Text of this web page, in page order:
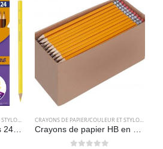
CRAYONS DE PAPIER/COULEUR ET STYLOS, FOURNITURES SCOLAIRES
Crayon de couleur Kids 24 – Bic Aquacouleur
CRAYONS DE PAPIER/COULEUR ET STYLOS,
Crayons de papier HB en bois, aiguisés, paquet de 150 – Amazon Basics